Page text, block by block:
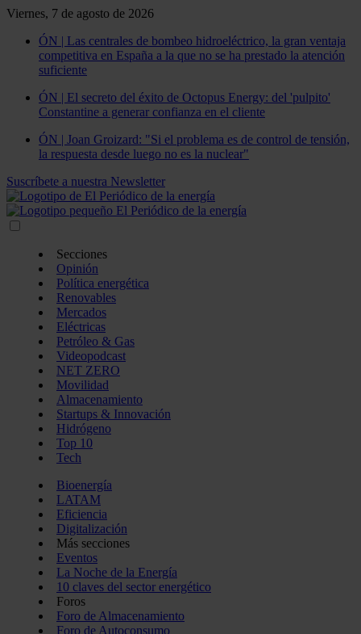
Viernes, 7 de agosto de 2026
ÓN | Las centrales de bombeo hidroeléctrico, la gran ventaja
competitiva en España a la que no se ha prestado la atención
suficiente
ÓN | El secreto del éxito de Octopus Energy: del 'pulpito'
Constantine a generar confianza en el cliente
ÓN | Joan Groizard: "Si el problema es de control de tensión,
la respuesta desde luego no es la nuclear"
Suscríbete a nuestra Newsletter
Secciones
Opinión
Política energética
Renovables
Mercados
Eléctricas
Petróleo & Gas
Videopodcast
NET ZERO
Movilidad
Almacenamiento
Startups & Innovación
Hidrógeno
Top 10
Tech
Bioenergía
LATAM
Eficiencia
Digitalización
Más secciones
Eventos
La Noche de la Energía
10 claves del sector energético
Foros
Foro de Almacenamiento
Foro de Autoconsumo